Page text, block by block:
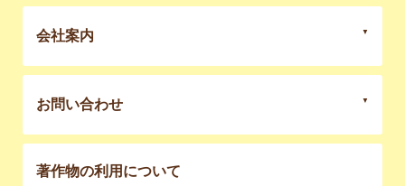
会社案内
お問い合わせ
著作物の利用について